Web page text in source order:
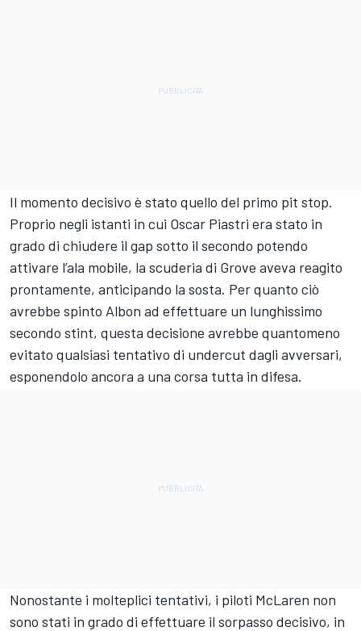
Il momento decisivo è stato quello del primo pit stop.
Proprio negli istanti in cui Oscar Piastri era stato in
grado di chiudere il gap sotto il secondo potendo
attivare l’ala mobile, la scuderia di Grove aveva reagito
prontamente, anticipando la sosta. Per quanto ciò
avrebbe spinto Albon ad effettuare un lunghissimo
secondo stint, questa decisione avrebbe quantomeno
evitato qualsiasi tentativo di undercut dagli avversari,
esponendolo ancora a una corsa tutta in difesa.
Nonostante i molteplici tentativi, i piloti McLaren non
sono stati in grado di effettuare il sorpasso decisivo, in